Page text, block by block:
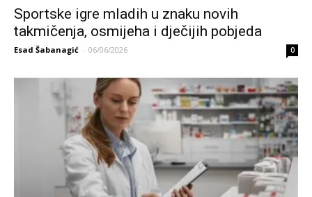
Sportske igre mladih u znaku novih
takmičenja, osmijeha i dječijih pobjeda
Esad Šabanagić - 06/06/2026 0